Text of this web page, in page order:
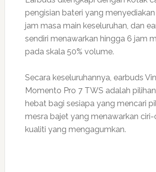
pengisian bateri yang
jam masa main keseluruhan, dan
sendiri menawarkan hingga 6 jam
pada skala 50% volume.
Secara keseluruhannya, earbuds
Momento Pro 7 TWS adalah
hebat bagi sesiapa yang mencari
mesra bajet yang menawarkan ciri-
kualiti yang mengagumkan.